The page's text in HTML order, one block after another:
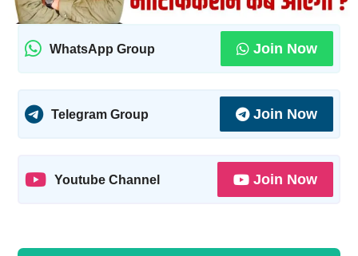
WhatsApp Group Join Now
Telegram Group Join Now
Youtube Channel Join Now